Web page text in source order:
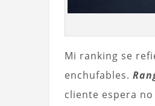
Mi ranking se
enchufables.
cliente espera